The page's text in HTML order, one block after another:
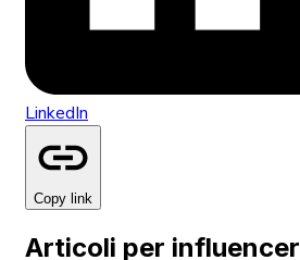
LinkedIn
Copy link
Articoli per influencer